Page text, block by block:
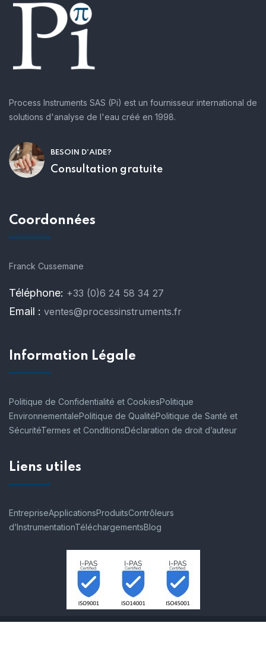
Process Instruments SAS (Pi) est un fournisseur international de
solutions d'analyse de l'eau créé en 1998.
BESOIN D'AIDE?
Consultation gratuite
Coordonnées
Franck Cussemane
Téléphone: +33 (0)6 24 58 34 27
Email : ventes@processinstruments.fr
Information Légale
Politique de Confidentialité et CookiesPolitique
EnvironnementalePolitique de QualitéPolitique de Santé et
SécuritéTermes et ConditionsDéclaration de droit d’auteur
Liens utiles
EntrepriseApplicationsProduitsContrôleurs
d’InstrumentationTéléchargementsBlog